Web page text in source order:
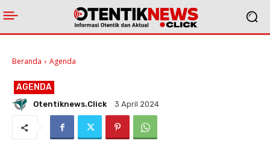
Beranda Agenda
AGENDA
Otentiknews.click 3 April 2024